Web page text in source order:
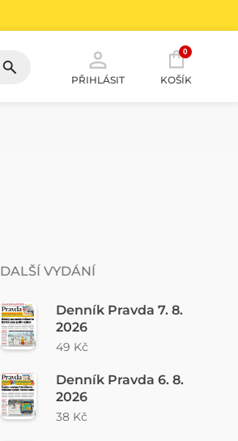
PŘIHLÁSIT
0
KOŠÍK
DALŠÍ VYDÁNÍ
Denník Pravda 7. 8.
2026
49 Kč
Denník Pravda 6. 8.
2026
38 Kč